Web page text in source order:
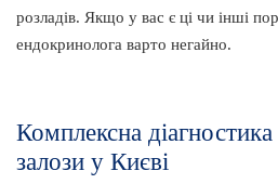
розладів. Якщо у вас є ці чи інші
ендокринолога варто негайно.
Комплексна
залози у Києві